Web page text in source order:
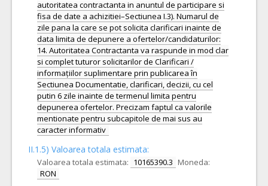
autoritatea contractanta in anuntul de participare si
fisa de date a achizitiei–Sectiunea I.3). Numarul de
zile pana la care se pot solicita clarificari inainte de
data limita de depunere a ofertelor/candidaturilor:
14. Autoritatea Contractanta va raspunde in mod clar
si complet tuturor solicitarilor de Clarificari /
informațiilor suplimentare prin publicarea în
Sectiunea Documentatie, clarificari, decizii, cu cel
putin 6 zile inainte de termenul limita pentru
depunerea ofertelor. Precizam faptul ca valorile
mentionate pentru subcapitole de mai sus au
caracter informativ
II.1.5) Valoarea totala estimata:
Valoarea totala estimata: 10165390.3 Moneda:
RON